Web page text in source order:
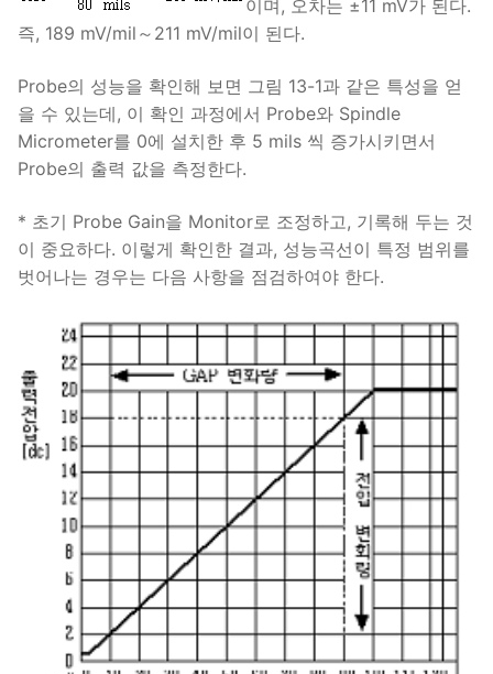
이며, 오차는 ±11 mV가 된다.
즉, 189 mV/mil～211 mV/mil이 된다.
Probe의 성능을 확인해 보면 그림 13-1과 같은 특성을 얻
을 수 있는데, 이 확인 과정에서 Probe와 Spindle
Micrometer를 0에 설치한 후 5 mils 씩 증가시키면서
Probe의 출력 값을 측정한다.
* 초기 Probe Gain을 Monitor로 조정하고, 기록해 두는 것
이 중요하다. 이렇게 확인한 결과, 성능곡선이 특정 범위를
벗어나는 경우는 다음 사항을 점검하여야 한다.